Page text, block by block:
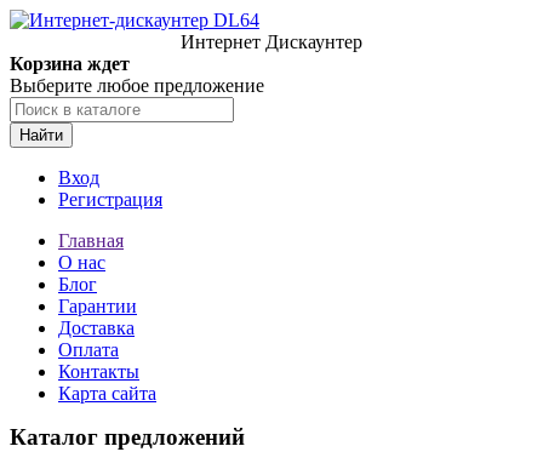
Интернет Дискаунтер
Корзина ждет
Выберите любое предложение
Найти
Вход
Регистрация
Главная
О нас
Блог
Гарантии
Доставка
Оплата
Контакты
Карта сайта
Каталог предложений